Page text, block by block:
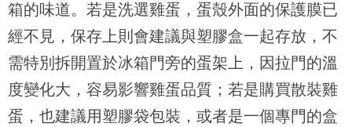
箱的味道。若是洗選雞蛋，蛋殼外面的保護膜已
經不見，保存上則會建議與塑膠盒一起存放，不
需特別拆開置於冰箱門旁的蛋架上，因拉門的溫
度變化大，容易影響雞蛋品質；若是購買散裝雞
蛋，也建議用塑膠袋包裝，或者是一個專門的盒